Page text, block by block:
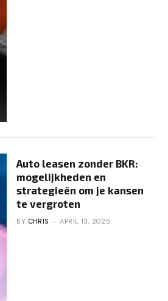
Auto leasen zonder BKR:
mogelijkheden en
strategieën om je kansen
te vergroten
BY CHRIS APRIL 13, 2025